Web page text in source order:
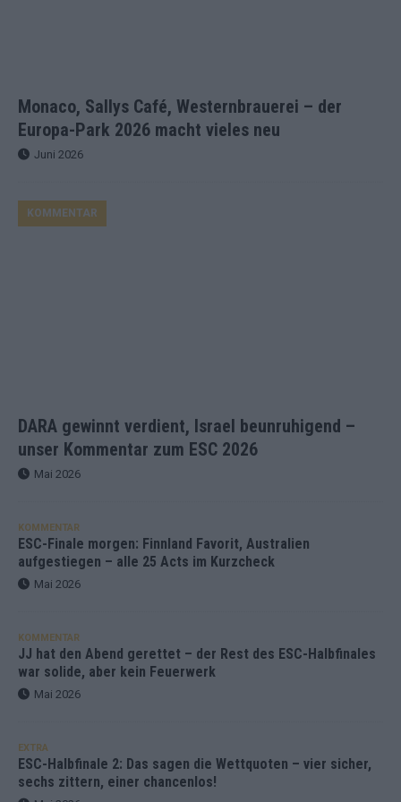
Monaco, Sallys Café, Westernbrauerei – der
Europa-Park 2026 macht vieles neu
Juni 2026
DARA gewinnt verdient, Israel beunruhigend –
unser Kommentar zum ESC 2026
KOMMENTAR
Mai 2026
KOMMENTAR
ESC-Finale morgen: Finnland Favorit, Australien
aufgestiegen – alle 25 Acts im Kurzcheck
Mai 2026
KOMMENTAR
JJ hat den Abend gerettet – der Rest des ESC-Halbfinales
war solide, aber kein Feuerwerk
Mai 2026
EXTRA
ESC-Halbfinale 2: Das sagen die Wettquoten – vier sicher,
sechs zittern, einer chancenlos!